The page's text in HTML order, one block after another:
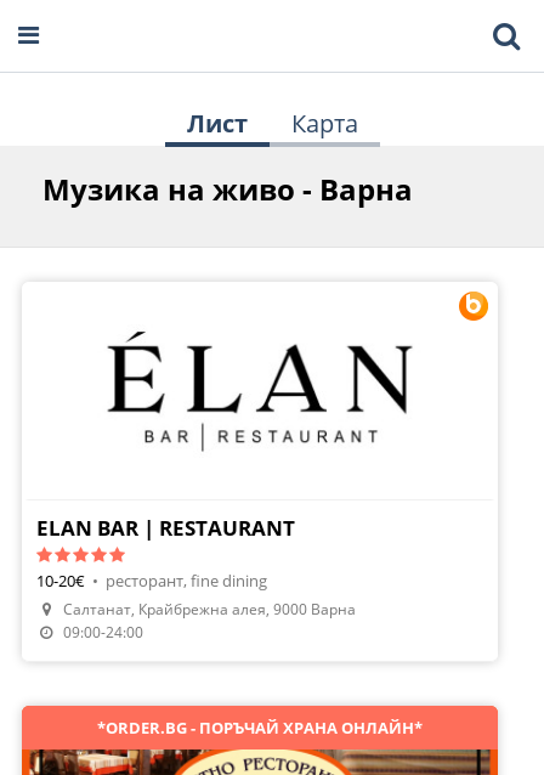
Лист Карта
Музика на живо - Варна
Направи Резервация
ELAN BAR | RESTAURANT
10-20€ • ресторант, fine dining
Салтанат, Крайбрежна алея, 9000 Варна
09:00-24:00
*ORDER.BG - ПОРЪЧАЙ ХРАНА ОНЛАЙН*